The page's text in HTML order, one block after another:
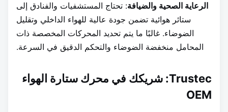
الرعاية الصحية والضيافة: تحتاج المستشفيات والفنادق إلى
ستائر هوائية تضمن جودة عالية للهواء الداخلي وتقليل
الضوضاء. غالبًا ما يتم تحديد المحركات المخصصة ذات
المحامل منخفضة الضوضاء والتحكم الدقيق في السرعة.
Trustec: شريكك في محرك ستارة الهواء
OEM